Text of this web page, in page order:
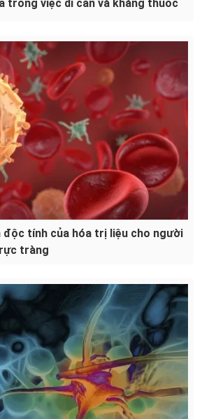
trong việc di căn và kháng thuốc
độc tính của hóa trị liệu cho người
tràng